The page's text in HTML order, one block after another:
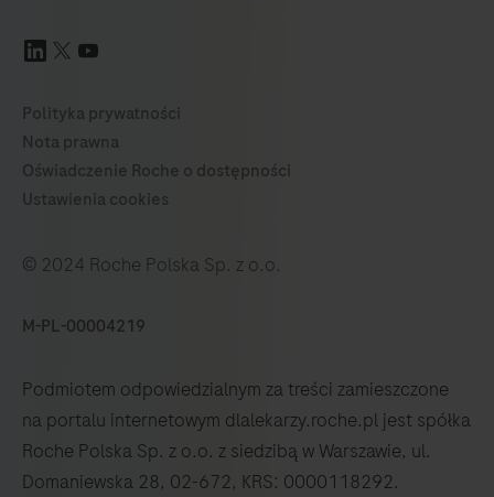
© 2024 Roche Polska Sp. z o.o.
M-PL-00004219
Podmiotem odpowiedzialnym za treści zamieszczone
na portalu internetowym dlalekarzy.roche.pl jest spółka
Roche Polska Sp. z o.o. z siedzibą w Warszawie, ul.
Domaniewska 28, 02-672, KRS: 0000118292.